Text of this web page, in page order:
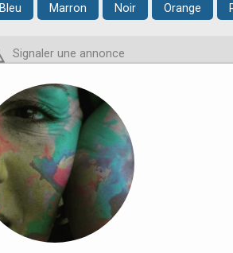
Bleu Marron Noir Orange
Signaler une annonce